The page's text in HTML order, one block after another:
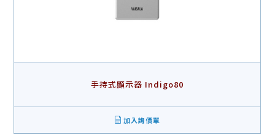
手持式顯示器 Indigo80
加入詢價單